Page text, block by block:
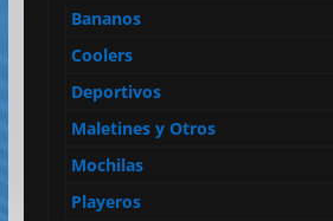
Bananos
Coolers
Deportivos
Maletines y Otros
Mochilas
Playeros